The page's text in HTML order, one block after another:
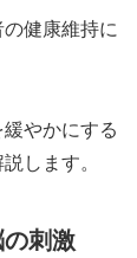
健康維持に
やかにする
します。
刺激